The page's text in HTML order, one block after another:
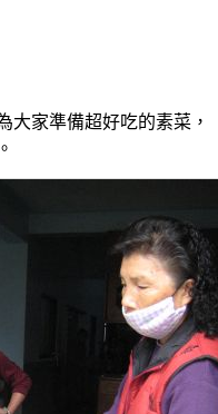
大家準備超好吃的素菜，